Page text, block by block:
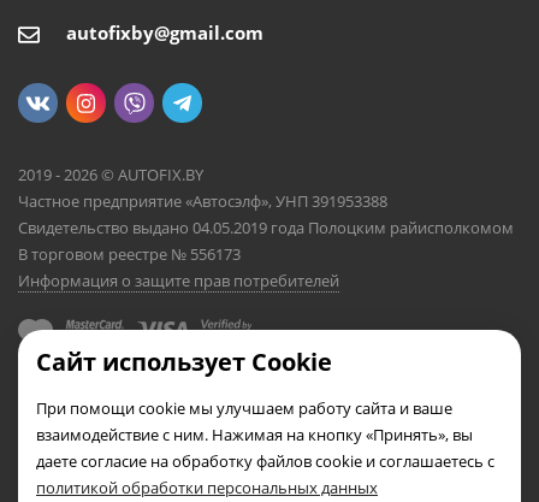
autofixby@gmail.com
2019 - 2026 © AUTOFIX.BY
Частное предприятие «Автосэлф», УНП 391953388
Свидетельство выдано 04.05.2019 года Полоцким райисполкомом
В торговом реестре № 556173
Информация о защите прав потребителей
Сайт использует Cookie
При помощи cookie мы улучшаем работу сайта и ваше
взаимодействие с ним. Нажимая на кнопку «Принять», вы
даете согласие на обработку файлов cookie и соглашаетесь с
политикой обработки персональных данных